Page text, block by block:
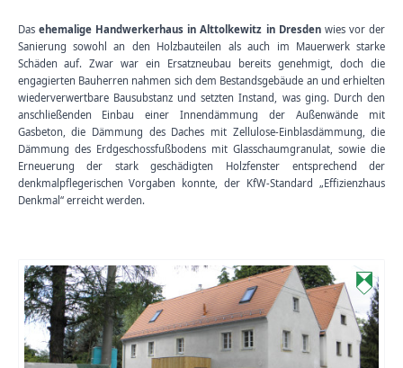
Das ehemalige Handwerkerhausin Alttolkewitz in Dresdenwies vor der
Sanierung sowohl an den Holzbauteilen als auch im Mauerwerk starke
Schäden auf. Zwar war ein Ersatzneubau bereits genehmigt, doch die
engagierten Bauherren nahmen sich dem Bestandsgebäude an und erhielten
wiederverwertbare Bausubstanz und setzten Instand, was ging. Durch den
anschließenden Einbau einer Innendämmung der Außenwände mit
Gasbeton, die Dämmung des Daches mit Zellulose-Einblasdämmung, die
Dämmung des Erdgeschossfußbodens mit Glasschaumgranulat, sowie die
Erneuerung der stark geschädigten Holzfenster entsprechend der
denkmalpflegerischen Vorgaben konnte, der KfW-Standard „Effizienzhaus
Denkmal“ erreicht werden.